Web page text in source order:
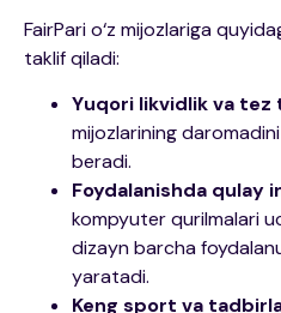
FairPari o‘z mijozlariga
taklif qiladi:
Yuqori likvidlik va tez
mijozlarining
beradi.
Foydalanishda qulay
kompyuter qurilmalari
dizayn barcha
yaratadi.
Keng sport va